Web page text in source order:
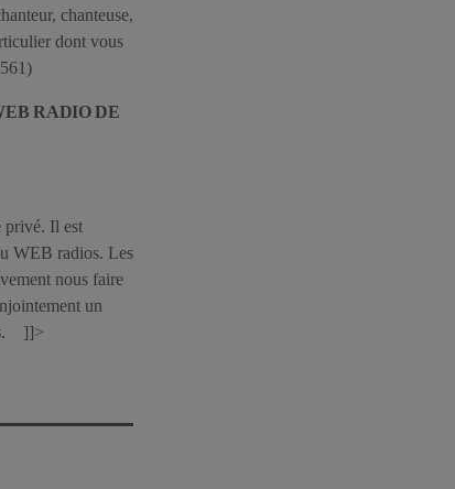
chanteuse,
dont vous
RADIO DE
privé. Il est
WEB radios. Les
nous faire
un
]]>